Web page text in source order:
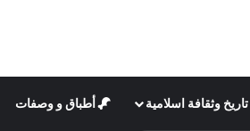
تاريخ وثقافة اسلامية أطباق و وصفات